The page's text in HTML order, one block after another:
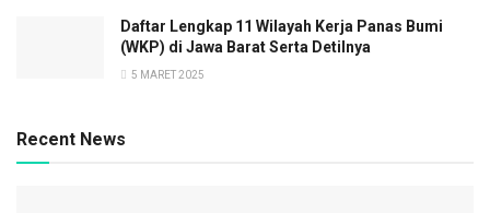
Daftar Lengkap 11 Wilayah Kerja Panas Bumi
(WKP) di Jawa Barat Serta Detilnya
5 MARET 2025
Recent News